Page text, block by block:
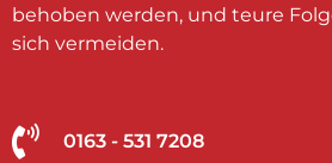
behoben werden, und teure
sich vermeiden.
0163 - 531 7208